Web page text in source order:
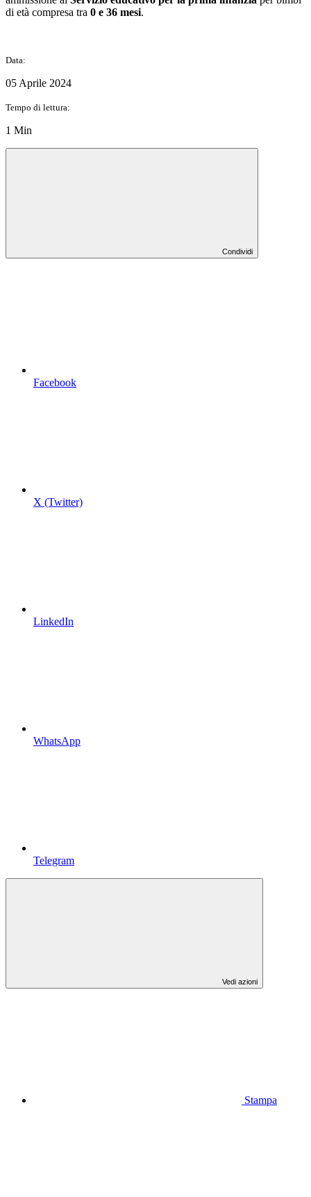
di età compresa tra 0 e 36 mesi.
Data:
05 Aprile 2024
Tempo di lettura:
1 Min
Condividi
Facebook
X (Twitter)
LinkedIn
WhatsApp
Telegram
Vedi azioni
Stampa